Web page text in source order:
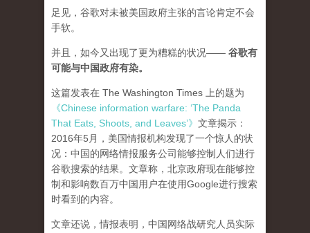
足见，谷歌对未被美国政府主张的言论肯定不会
手软。
并且，如今又出现了更为糟糕的状况—— 谷歌有
可能与中国政府有染。
这篇发表在 The Washington Times 上的题为
《Chinese information warfare: ‘The Panda
That Eats, Shoots, and Leaves’》 文章揭示：
2016年5月，美国情报机构发现了一个惊人的状
况：中国的网络情报服务公司能够控制人们进行
谷歌搜索的结果。文章称，北京政府现在能够控
制和影响数百万中国用户在使用Google进行搜索
时看到的内容。
文章还说，情报表明，中国网络战研究人员实际